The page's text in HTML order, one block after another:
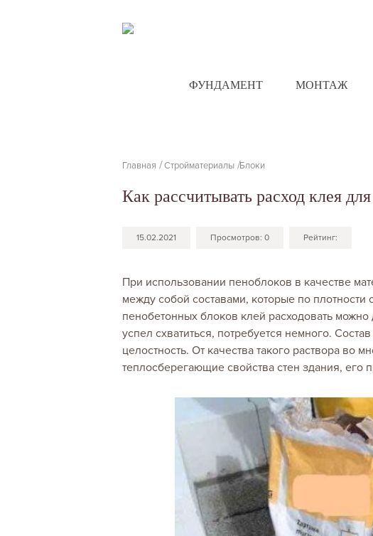
ФУНДАМЕНТ МОНТАЖ
Главная Стройматериалы Блоки
Как рассчитывать расход клея
15.02.2021 Просмотров: 0 Рейтинг:
При использовании пеноблоков в качестве
между собой составами, которые по
пенобетонных блоков клей расходовать
успел схватиться, потребуется немного.
целостность. От качества такого раствора во
теплосберегающие свойства стен здания, его